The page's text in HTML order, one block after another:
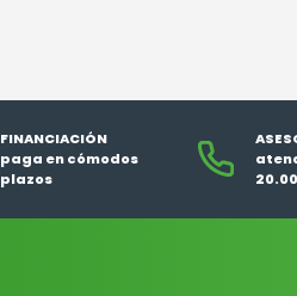
FINANCIACIÓN
paga en cómodos
plazos
20.00